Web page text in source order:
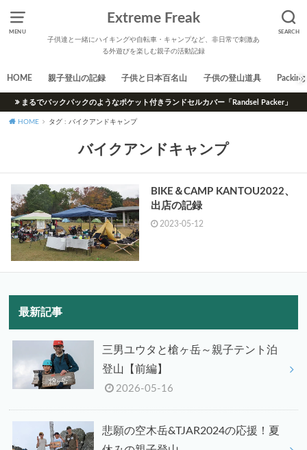
MENU SEARCH
Extreme Freak
子供達と一緒にハイキングや自転車・キャンプなど、非日常で刺激あ
る外遊びを楽しむ親子の活動記録
HOME 親子登山の記録 子供と日本百名山 子供の登山道具 Packing
まるでバックパックのようなポケット付きランドセルカバー「Randsel Packer」
HOME タグ : バイクアンドキャンプ
バイクアンドキャンプ
BIKE＆CAMP KANTOU2022、
出店の記録
2023-05-12
最新記事
三男ユウタと槍ヶ岳～親子テント泊
登山【前編】
2026-05-16
悲願の空木岳&TJAR2024の応援！夏